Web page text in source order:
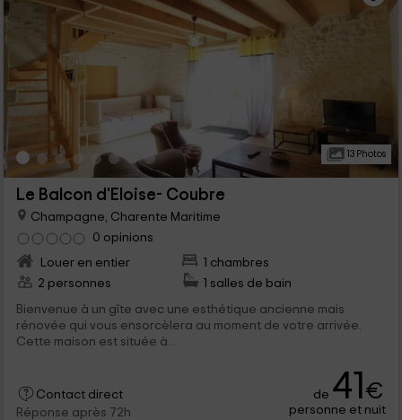
13 Photos
Le Balcon d'Eloise- Coubre
Champagne, Charente Maritime
0 opinions
Louer en entier
1 chambres
2 personnes
1 salles de bain
Bienvenue à un gîte avec une esthétique ancienne mais
rénovée qui vous ensorcèlera au moment de votre arrivée.
Cette maison est située à...
Contact direct
Réponse après 72h
de 41€
personne et nuit